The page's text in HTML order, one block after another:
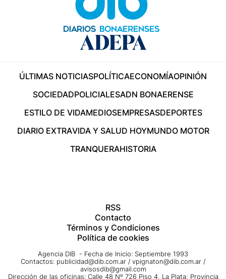
ÚLTIMAS NOTICIASPOLÍTICAECONOMÍAOPINIÓN
SOCIEDADPOLICIALESADN BONAERENSE
ESTILO DE VIDAMEDIOSEMPRESASDEPORTES
DIARIO EXTRAVIDA Y SALUD HOYMUNDO MOTOR
TRANQUERAHISTORIA
RSS
Contacto
Términos y Condiciones
Política de cookies
Agencia DIB - Fecha de Inicio: Septiembre 1993
Contactos: publicidad@dib.com.ar / vpignaton@dib.com.ar /
avisosdib@gmail.com
Dirección de las oficinas: Calle 48 Nº 726 Piso 4, La Plata; Provincia